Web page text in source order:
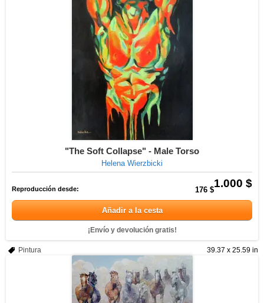
"The Soft Collapse" - Male Torso
Helena Wierzbicki
1.000 $
Reproducción desde: 176 $
Añadir a la cesta
¡Envío y devolución gratis!
39.37 x 25.59 in
Pintura